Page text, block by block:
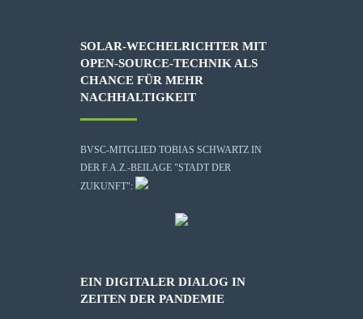
SOLAR-WECHELRICHTER MIT
OPEN-SOURCE-TECHNIK ALS
CHANCE FÜR MEHR
NACHHALTIGKEIT
BVSC-MITGLIED TOBIAS SCHWARTZ IN
DER F.A.Z.-BEILAGE "STADT DER
ZUKUNFT":
EIN DIGITALER DIALOG IN
ZEITEN DER PANDEMIE